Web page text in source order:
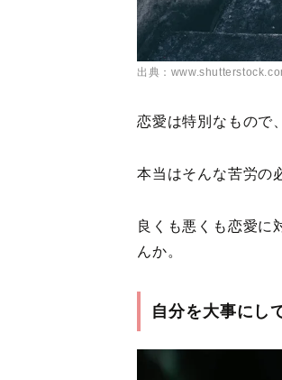
出典：
恋愛は特別なもので
本当はそんな苦労の
良くも悪くも恋愛に
んか。
自分を大事にし